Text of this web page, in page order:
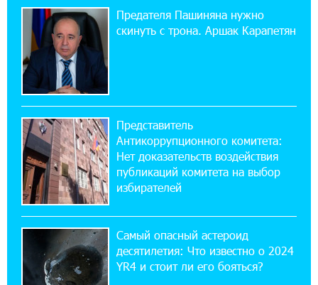
11:03:52 31-07-2026
Если Израиль использует тему Геноцида
армян против Эрдогана, то что для него
значит сам Геноцид?
17:16:14 30-07-2026
ВТБ (Армения): вклад «Стабильный» — до
10% годовых и оформление в мобильном
приложении
17:03:49 30-07-2026
Платформа Rate.Trading на Seaside Startup
14:44:13 29-07-2026
Предателя Пашиняна нужно
скинуть с трона. Аршак Карапетян
Представитель
Антикоррупционного комитета:
Нет доказательств воздействия
публикаций комитета на выбор
избирателей
Самый опасный астероид
десятилетия: Что известно о 2024
YR4 и стоит ли его бояться?